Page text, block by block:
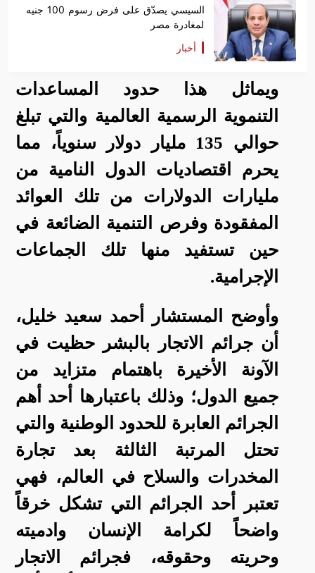
السيسي يصدّق على فرض رسوم 100 جنيه
لمغادرة مصر
أخبار
ويماثل هذا حدود المساعدات
التنموية الرسمية العالمية والتي تبلغ
حوالي 135 مليار دولار سنوياً، مما
يحرم اقتصاديات الدول النامية من
مليارات الدولارات من تلك العوائد
المفقودة وفرص التنمية الضائعة في
حين تستفيد منها تلك الجماعات
الإجرامية.
وأوضح المستشار أحمد سعيد خليل،
أن جرائم الاتجار بالبشر حظيت في
الآونة الأخيرة باهتمام متزايد من
جميع الدول؛ وذلك باعتبارها أحد أهم
الجرائم العابرة للحدود الوطنية والتي
تحتل المرتبة الثالثة بعد تجارة
المخدرات والسلاح في العالم، فهي
تعتبر أحد الجرائم التي تشكل خرقاً
واضحاً لكرامة الإنسان وادميته
وحريته وحقوقه، فجرائم الاتجار